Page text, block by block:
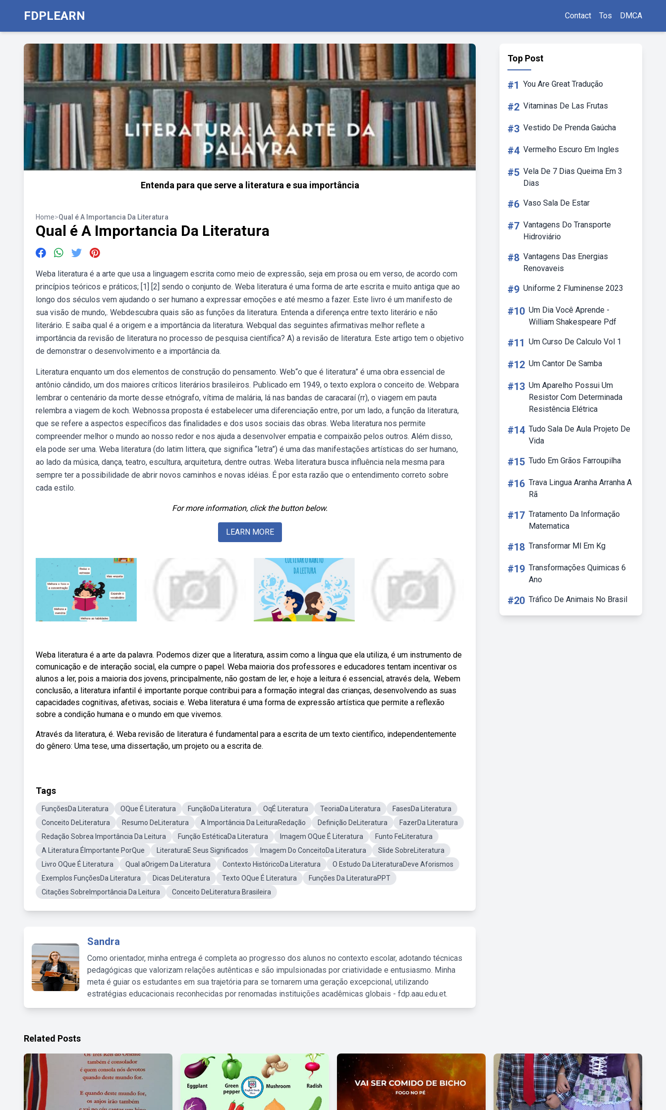
FDPLEARN Contact Tos DMCA
Entenda para que serve a literatura e sua importância
Home>Qual é A Importancia Da Literatura
Qual é A Importancia Da Literatura
Weba literatura é a arte que usa a linguagem escrita como meio de expressão, seja em prosa ou em verso, de acordo com
princípios teóricos e práticos; [1] [2] sendo o conjunto de. Weba literatura é uma forma de arte escrita e muito antiga que ao
longo dos séculos vem ajudando o ser humano a expressar emoções e até mesmo a fazer. Este livro é um manifesto de
sua visão de mundo,. Webdescubra quais são as funções da literatura. Entenda a diferença entre texto literário e não
literário. E saiba qual é a origem e a importância da literatura. Webqual das seguintes afirmativas melhor reflete a
importância da revisão de literatura no processo de pesquisa científica? A) a revisão de literatura. Este artigo tem o objetivo
de demonstrar o desenvolvimento e a importância da.
Literatura enquanto um dos elementos de construção do pensamento. Web“o que é literatura” é uma obra essencial de
antônio cândido, um dos maiores críticos literários brasileiros. Publicado em 1949, o texto explora o conceito de. Webpara
lembrar o centenário da morte desse etnógrafo, vítima de malária, lá nas bandas de caracaraí (rr), o viagem em pauta
relembra a viagem de koch. Webnossa proposta é estabelecer uma diferenciação entre, por um lado, a função da literatura,
que se refere a aspectos específicos das finalidades e dos usos sociais das obras. Weba literatura nos permite
compreender melhor o mundo ao nosso redor e nos ajuda a desenvolver empatia e compaixão pelos outros. Além disso,
ela pode ser uma. Weba literatura (do latim littera, que significa “letra”) é uma das manifestações artísticas do ser humano,
ao lado da música, dança, teatro, escultura, arquitetura, dentre outras. Weba literatura busca influência nela mesma para
sempre ter a possibilidade de abrir novos caminhos e novas idéias. É por esta razão que o entendimento correto sobre
cada estilo.
For more information, click the button below.
LEARN MORE
Weba literatura é a arte da palavra. Podemos dizer que a literatura, assim como a língua que ela utiliza, é um instrumento de
comunicação e de interação social, ela cumpre o papel. Weba maioria dos professores e educadores tentam incentivar os
alunos a ler, pois a maioria dos jovens, principalmente, não gostam de ler, e hoje a leitura é essencial, através dela,. Webem
conclusão, a literatura infantil é importante porque contribui para a formação integral das crianças, desenvolvendo as suas
capacidades cognitivas, afetivas, sociais e. Weba literatura é uma forma de expressão artística que permite a reflexão
sobre a condição humana e o mundo em que vivemos.
Através da literatura, é. Weba revisão de literatura é fundamental para a escrita de um texto científico, independentemente
do gênero: Uma tese, uma dissertação, um projeto ou a escrita de.
Tags
FunçõesDa Literatura OQue É Literatura FunçãoDa Literatura OqÉ Literatura TeoriaDa Literatura
FasesDa Literatura
Conceito DeLiteratura
Resumo DeLiteratura A Importância Da LeituraRedação Definição DeLiteratura
FazerDa Literatura
Redação Sobrea Importância Da Leitura
Função EstéticaDa Literatura Imagem OQue É Literatura
Funto FeLiteratura
A Literatura ÉImportante PorQue
LiteraturaE Seus Significados Imagem Do ConceitoDa Literatura
Slide SobreLiteratura
Livro OQue É Literatura
Qual aOrigem Da Literatura Contexto HistóricoDa Literatura
O Estudo Da LiteraturaDeve Aforismos
Exemplos FunçõesDa Literatura
Dicas DeLiteratura Texto OQue É Literatura
Funções Da LiteraturaPPT
Citações SobreImportância Da Leitura
Conceito DeLiteratura Brasileira
Sandra
Como orientador, minha entrega é completa ao progresso dos alunos no contexto escolar, adotando técnicas
pedagógicas que valorizam relações autênticas e são impulsionadas por criatividade e entusiasmo. Minha
meta é guiar os estudantes em sua trajetória para se tornarem uma geração excepcional, utilizando
estratégias educacionais reconhecidas por renomadas instituições acadêmicas globais - fdp.aau.edu.et.
Top Post
#1 You Are Great Tradução
#2 Vitaminas De Las Frutas
#3 Vestido De Prenda Gaúcha
#4 Vermelho Escuro Em Ingles
#5 Vela De 7 Dias Queima Em 3
Dias
#6 Vaso Sala De Estar
#7 Vantagens Do Transporte
Hidroviário
#8 Vantagens Das Energias
Renovaveis
#9 Uniforme 2 Fluminense 2023
#10 Um Dia Você Aprende -
William Shakespeare Pdf
#11 Um Curso De Calculo Vol 1
#12 Um Cantor De Samba
#13 Um Aparelho Possui Um
Resistor Com Determinada
Resistência Elétrica
#14 Tudo Sala De Aula Projeto De
Vida
#15 Tudo Em Grãos Farroupilha
#16 Trava Lingua Aranha Arranha A
Rã
#17 Tratamento Da Informação
Matematica
#18 Transformar Ml Em Kg
#19 Transformações Quimicas 6
Ano
#20 Tráfico De Animais No Brasil
Related Posts